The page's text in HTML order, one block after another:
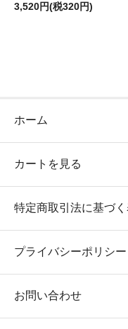
3,520円(税320円)
ホーム
カートを見る
特定商取引法に基づ
プライバシーポリシー
お問い合わせ